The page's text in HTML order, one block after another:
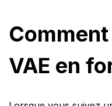
VAE en